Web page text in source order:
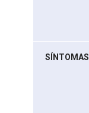
SÍNTOMAS